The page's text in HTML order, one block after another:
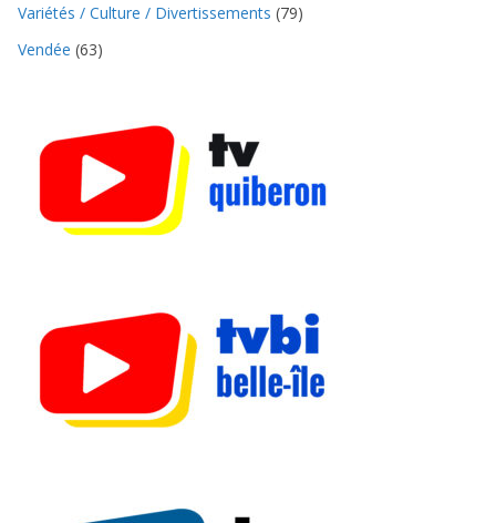
Variétés / Culture / Divertissements (79)
Vendée (63)